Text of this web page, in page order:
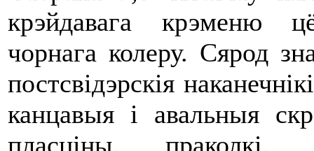
крэйдавага крэменю
чорнага колеру. Сярод
постсвідэрскія
канцавыя і авальныя
пласціны, праколкі,